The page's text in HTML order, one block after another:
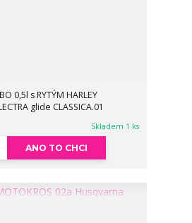
0,5l s RYTÝM HARLEY
glide CLASSICA.01
Skladem 1 ks
ANO TO CHCI